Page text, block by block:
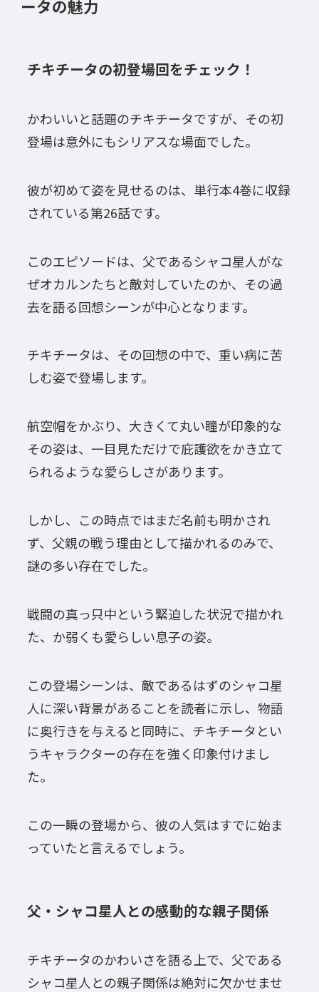
ータの魅力
チキチータの初登場回をチェック！
かわいいと話題のチキチータですが、その初
登場は意外にもシリアスな場面でした。
彼が初めて姿を見せるのは、単行本4巻に収録
されている第26話です。
このエピソードは、父であるシャコ星人がな
ぜオカルンたちと敵対していたのか、その過
去を語る回想シーンが中心となります。
チキチータは、その回想の中で、重い病に苦
しむ姿で登場します。
航空帽をかぶり、大きくて丸い瞳が印象的な
その姿は、一目見ただけで庇護欲をかき立て
られるような愛らしさがあります。
しかし、この時点ではまだ名前も明かされ
ず、父親の戦う理由として描かれるのみで、
謎の多い存在でした。
戦闘の真っ只中という緊迫した状況で描かれ
た、か弱くも愛らしい息子の姿。
この登場シーンは、敵であるはずのシャコ星
人に深い背景があることを読者に示し、物語
に奥行きを与えると同時に、チキチータとい
うキャラクターの存在を強く印象付けまし
た。
この一瞬の登場から、彼の人気はすでに始ま
っていたと言えるでしょう。
父・シャコ星人との感動的な親子関係
チキチータのかわいさを語る上で、父である
シャコ星人との親子関係は絶対に欠かせませ